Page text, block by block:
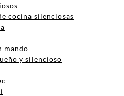
cocina silenciosas
mando
y silencioso